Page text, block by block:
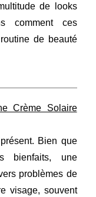
de looks
comment ces
de beauté
Crème Solaire
Bien que
bienfaits, une
problèmes de
visage, souvent